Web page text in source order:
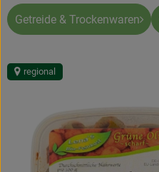
Rezepte
Ökokisten
Obst & Gemüse
Getreide & Trockenwaren
regional